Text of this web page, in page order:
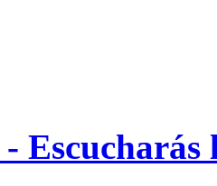
Escucharás